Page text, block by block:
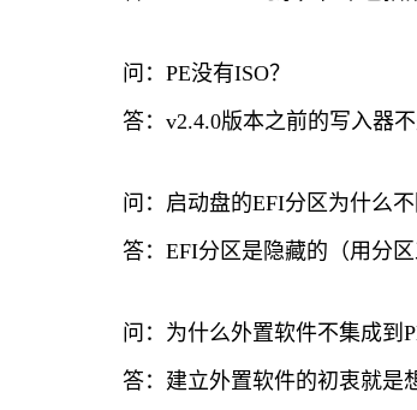
问：PE没有ISO？
答：v2.4.0版本之前的写入器
问：启动盘的EFI分区为什么不
答：EFI分区是隐藏的（用分
问：为什么外置软件不集成到
答：建立外置软件的初衷就是